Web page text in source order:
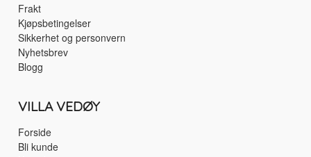
Frakt
Kjøpsbetingelser
Sikkerhet og personvern
Nyhetsbrev
Blogg
VILLA VEDØY
Forside
Bli kunde